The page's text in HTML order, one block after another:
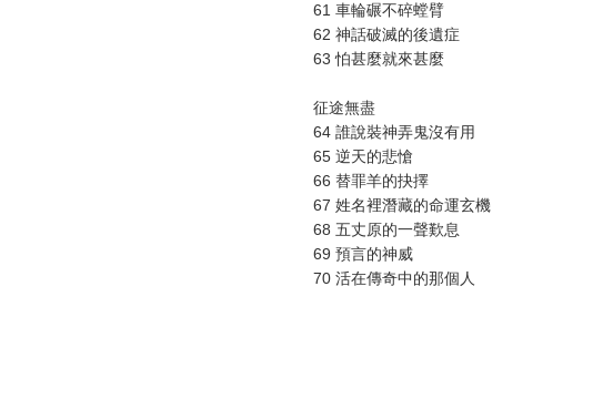
61 車輪碾不碎螳臂
62 神話破滅的後遺症
63 怕甚麼就來甚麼
征途無盡
64 誰說裝神弄鬼沒有用
65 逆天的悲愴
66 替罪羊的抉擇
67 姓名裡潛藏的命運玄機
68 五丈原的一聲歎息
69 預言的神威
70 活在傳奇中的那個人